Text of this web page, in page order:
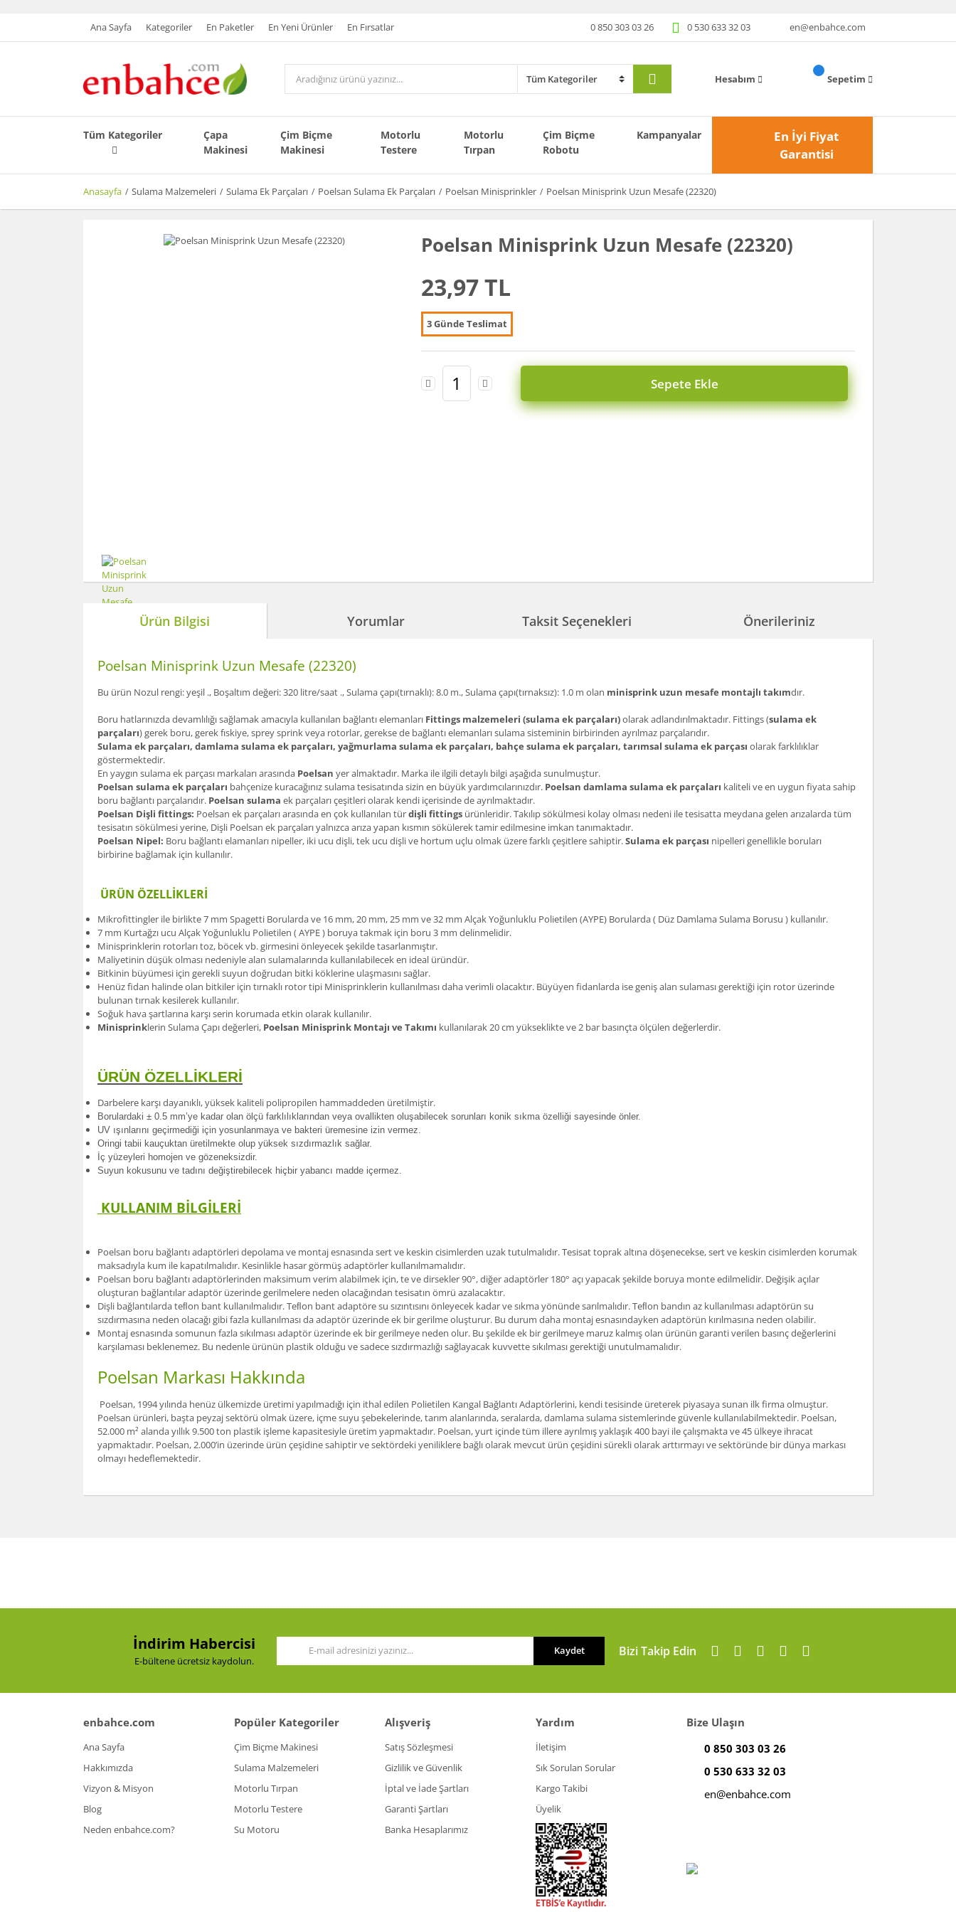
Ana Sayfa Kategoriler En Paketler En Yeni Ürünler En Fırsatlar 0 850 303 03 26 0 530 633 32 03 en@enbahce.com
Hesabım Sepetim
Tüm Kategoriler
Çapa
Makinesi
Çim Biçme
Makinesi
Motorlu
Testere
Motorlu
Tırpan
Çim Biçme
Robotu
Kampanyalar
En İyi Fiyat
Garantisi
Anasayfa Sulama Malzemeleri Sulama Ek Parçaları Poelsan Sulama Ek Parçaları Poelsan Minisprinkler Poelsan Minisprink Uzun Mesafe (22320)
Poelsan Minisprink Uzun Mesafe (22320)
23,97 TL
3 Günde Teslimat
Sepete Ekle
Ürün Bilgisi Yorumlar Taksit Seçenekleri Önerileriniz
Poelsan Minisprink Uzun Mesafe (22320)
Bu ürün Nozul rengi: yeşil ., Boşaltım değeri: 320 litre/saat ., Sulama çapı(tırnaklı): 8.0 m., Sulama çapı(tırnaksız): 1.0 m olan minisprink uzun mesafe montajlı takımdır.
Boru hatlarınızda devamlılığı sağlamak amacıyla kullanılan bağlantı elemanları Fittings malzemeleri (sulama ek parçaları)olarak adlandırılmaktadır. Fittings (sulama ek
parçaları) gerek boru, gerek fıskiye, sprey sprink veya rotorlar, gerekse de bağlantı elemanları sulama sisteminin birbirinden ayrılmaz parçalarıdır.
Sulama ek parçaları, damlama sulama ek parçaları, yağmurlama sulama ek parçaları, bahçe sulama ek parçaları, tarımsal sulama ek parçası olarak farklılıklar
göstermektedir.
En yaygın sulama ek parçası markaları arasında Poelsan yer almaktadır. Marka ile ilgili detaylı bilgi aşağıda sunulmuştur.
Poelsan sulama ek parçaları bahçenize kuracağınız sulama tesisatında sizin en büyük yardımcılarınızdır. Poelsan damlama sulama ek parçaları kaliteli ve en uygun fiyata sahip
boru bağlantı parçalarıdır. Poelsan sulama ek parçaları çeşitleri olarak kendi içerisinde de ayrılmaktadır.
Poelsan Dişli fittings: Poelsan ek parçaları arasında en çok kullanılan türdişli fittings ürünleridir. Takılıp sökülmesi kolay olması nedeni ile tesisatta meydana gelen arızalarda tüm
tesisatın sökülmesi yerine, Dişli Poelsan ek parçaları yalnızca arıza yapan kısmın sökülerek tamir edilmesine imkan tanımaktadır.
Poelsan Nipel: Boru bağlantı elamanları nipeller, iki ucu dişli, tek ucu dişli ve hortum uçlu olmak üzere farklı çeşitlere sahiptir.Sulama ek parçası nipelleri genellikle boruları
birbirine bağlamak için kullanılır.
ÜRÜN ÖZELLİKLERİ
Mikrofittingler ile birlikte 7 mm Spagetti Borularda ve 16 mm, 20 mm, 25 mm ve 32 mm Alçak Yoğunluklu Polietilen (AYPE) Borularda ( Düz Damlama Sulama Borusu ) kullanılır.
7 mm Kurtağzı ucu Alçak Yoğunluklu Polietilen ( AYPE ) boruya takmak için boru 3 mm delinmelidir.
Minisprinklerin rotorları toz, böcek vb. girmesini önleyecek şekilde tasarlanmıştır.
Maliyetinin düşük olması nedeniyle alan sulamalarında kullanılabilecek en ideal üründür.
Bitkinin büyümesi için gerekli suyun doğrudan bitki köklerine ulaşmasını sağlar.
Henüz fidan halinde olan bitkiler için tırnaklı rotor tipi Minisprinklerin kullanılması daha verimli olacaktır. Büyüyen fidanlarda ise geniş alan sulaması gerektiği için rotor üzerinde
bulunan tırnak kesilerek kullanılır.
Soğuk hava şartlarına karşı serin korumada etkin olarak kullanılır.
Minisprinklerin Sulama Çapı değerleri, Poelsan Minisprink Montajı ve Takımı kullanılarak 20 cm yükseklikte ve 2 bar basınçta ölçülen değerlerdir.
ÜRÜN ÖZELLİKLERİ
Darbelere karşı dayanıklı, yüksek kaliteli polipropilen hammaddeden üretilmiştir.
Borulardaki ± 0.5 mm’ye kadar olan ölçü farklılıklarından veya ovallikten oluşabilecek sorunları konik sıkma özelliği sayesinde önler.
UV ışınlarını geçirmediği için yosunlanmaya ve bakteri üremesine izin vermez.
Oringi tabii kauçuktan üretilmekte olup yüksek sızdırmazlık sağlar.
İç yüzeyleri homojen ve gözeneksizdir.
Suyun kokusunu ve tadını değiştirebilecek hiçbir yabancı madde içermez.
KULLANIM BİLGİLERİ
Poelsan boru bağlantı adaptörleri depolama ve montaj esnasında sert ve keskin cisimlerden uzak tutulmalıdır. Tesisat toprak altına döşenecekse, sert ve keskin cisimlerden korumak
maksadıyla kum ile kapatılmalıdır. Kesinlikle hasar görmüş adaptörler kullanılmamalıdır.
Poelsan boru bağlantı adaptörlerinden maksimum verim alabilmek için, te ve dirsekler 90°, diğer adaptörler 180° açı yapacak şekilde boruya monte edilmelidir. Değişik açılar
oluşturan bağlantılar adaptör üzerinde gerilmelere neden olacağından tesisatın ömrü azalacaktır.
Dişli bağlantılarda teﬂon bant kullanılmalıdır. Teﬂon bant adaptöre su sızıntısını önleyecek kadar ve sıkma yönünde sarılmalıdır. Teﬂon bandın az kullanılması adaptörün su
sızdırmasına neden olacağı gibi fazla kullanılması da adaptör üzerinde ek bir gerilme oluşturur. Bu durum daha montaj esnasındayken adaptörün kırılmasına neden olabilir.
Montaj esnasında somunun fazla sıkılması adaptör üzerinde ek bir gerilmeye neden olur. Bu şekilde ek bir gerilmeye maruz kalmış olan ürünün garanti verilen basınç değerlerini
karşılaması beklenemez. Bu nedenle ürünün plastik olduğu ve sadece sızdırmazlığı sağlayacak kuvvette sıkılması gerektiği unutulmamalıdır.
Poelsan Markası Hakkında
Poelsan, 1994 yılında henüz ülkemizde üretimi yapılmadığı için ithal edilen Polietilen Kangal Bağlantı Adaptörlerini, kendi tesisinde üreterek piyasaya sunan ilk firma olmuştur.
Poelsan ürünleri, başta peyzaj sektörü olmak üzere, içme suyu şebekelerinde, tarım alanlarında, seralarda, damlama sulama sistemlerinde güvenle kullanılabilmektedir. Poelsan,
52.000 m² alanda yıllık 9.500 ton plastik işleme kapasitesiyle üretim yapmaktadır. Poelsan, yurt içinde tüm illere ayrılmış yaklaşık 400 bayi ile çalışmakta ve 45 ülkeye ihracat
yapmaktadır. Poelsan, 2.000’in üzerinde ürün çeşidine sahiptir ve sektördeki yeniliklere bağlı olarak mevcut ürün çeşidini sürekli olarak arttırmayı ve sektöründe bir dünya markası
olmayı hedeflemektedir.
Bu ürüne benzer farklı alternatifler olmalı.
İndirim Habercisi
E-bültene ücretsiz kaydolun.
Kaydet Bizi Takip Edin
enbahce.com
Ana Sayfa
Hakkımızda
Vizyon & Misyon
Blog
Neden enbahce.com?
Popüler Kategoriler
Çim Biçme Makinesi
Sulama Malzemeleri
Motorlu Tırpan
Motorlu Testere
Su Motoru
Alışveriş
Satış Sözleşmesi
Gizlilik ve Güvenlik
İptal ve İade Şartları
Garanti Şartları
Banka Hesaplarımız
Yardım
İletişim
Sık Sorulan Sorular
Kargo Takibi
Üyelik
Bize Ulaşın
0 850 303 03 26
0 530 633 32 03
en@enbahce.com